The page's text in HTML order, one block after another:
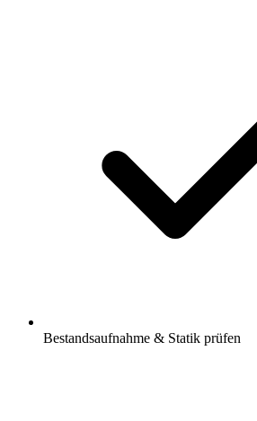
Bestandsaufnahme & Statik prüfen